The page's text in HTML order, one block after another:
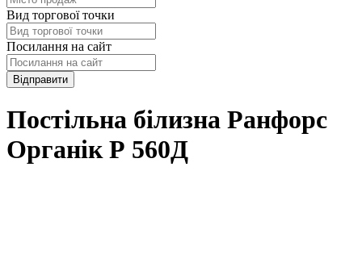
Вид торгової точки
Посилання на сайт
Відправити
Постільна білизна Ранфорс
Органік Р 560Д